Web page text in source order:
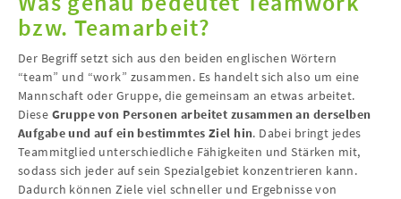
bzw. Teamarbeit?
Der Begriff setzt sich aus den beiden englischen Wörtern
“team” und “work” zusammen. Es handelt sich also um eine
Mannschaft oder Gruppe, die gemeinsam an etwas arbeitet.
Diese Gruppe von Personen arbeitet zusammen an derselben
Aufgabe und auf ein bestimmtes Ziel hin. Dabei bringt jedes
Teammitglied unterschiedliche Fähigkeiten und Stärken mit,
sodass sich jeder auf sein Spezialgebiet konzentrieren kann.
Dadurch können Ziele viel schneller und Ergebnisse von